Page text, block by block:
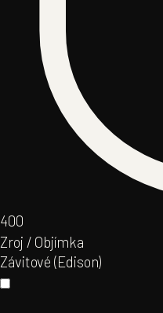
400
Zroj / Objímka
Závitové (Edison)